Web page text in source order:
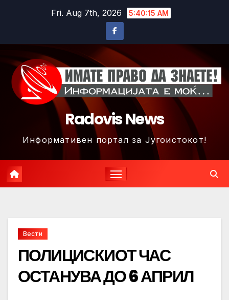
Fri. Aug 7th, 2026 5:40:18 AM
Radovis News
Информативен портал за Југоистокот!
Вести
ПОЛИЦИСКИОТ ЧАС
ОСТАНУВА ДО 6 АПРИЛ